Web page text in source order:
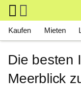
Skip to main content
Main navigation
Kaufen Mieten
Die besten
Meerblick